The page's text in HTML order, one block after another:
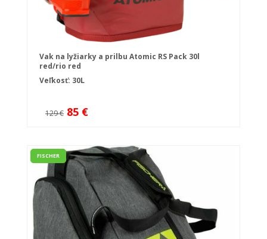
Vak na lyžiarky a prilbu Atomic RS Pack 30l
red/rio red
Veľkosť: 30L
129 € 85 €
FISCHER